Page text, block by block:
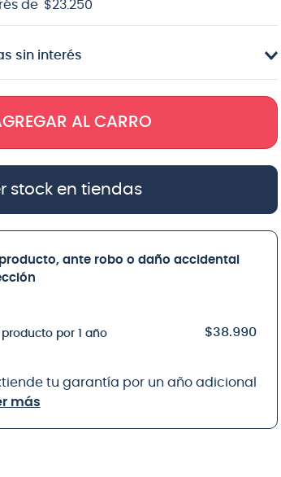
de $23. 250
sin interés
AL CARRO
stock en tiendas
ante robo o daño accidental
por 1 año $38.990
tu garantía por un año adicional
más